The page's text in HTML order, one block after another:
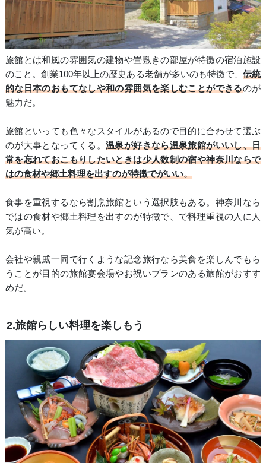
旅館とは和風の雰囲気の建物や畳敷きの部屋が特徴の宿泊施設
のこと。創業100年以上の歴史ある老舗が多いのも特徴で、 伝統
的な日本のおもてなしや和の雰囲気を楽しむことができるのが
魅力だ。
旅館といっても色々なスタイルがあるので目的に合わせて選ぶ
のが大事となってくる。温泉が好きなら温泉旅館がいいし、日
常を忘れておこもりしたいときは少人数制の宿や神奈川ならで
はの食材や郷土料理を出すのが特徴でがいい。
食事を重視するなら割烹旅館という選択肢もある。神奈川なら
ではの食材や郷土料理を出すのが特徴で、で料理重視の人に人
気が高い。
会社や親戚一同で行くような記念旅行なら美食を楽しんでもら
うことが目的の旅館宴会場やお祝いプランのある旅館がおすす
めだ。
2.旅館らしい料理を楽しもう